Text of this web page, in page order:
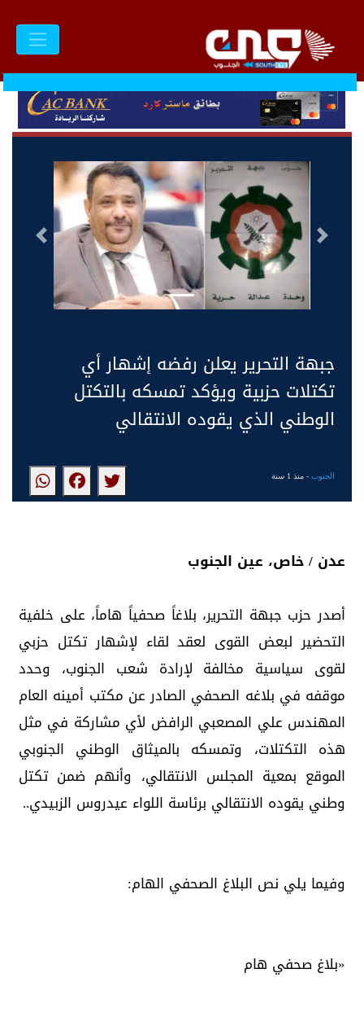
التالى السابق
جبهة التحرير يعلن رفضه إشهار أي
تكتلات حزبية ويؤكد تمسكه بالتكتل
الوطني الذي يقوده الانتقالي
الجنوب- منذ 1 سنة
عدن / خاص، عين الجنوب
أصدر حزب جبهة التحرير، بلاغاً صحفياً هاماً، على خلفية
التحضير لبعض القوى لعقد لقاء لإشهار تكتل حزبي
لقوى سياسية مخالفة لإرادة شعب الجنوب، وحدد
موقفه في بلاغه الصحفي الصادر عن مكتب أمينه العام
المهندس علي المصعبي الرافض لأي مشاركة في مثل
هذه التكتلات، وتمسكه بالميثاق الوطني الجنوبي
الموقع بمعية المجلس الانتقالي، وأنهم ضمن تكتل
وطني يقوده الانتقالي برئاسة اللواء عيدروس الزبيدي..
وفيما يلي نص البلاغ الصحفي الهام:
«بلاغ صحفي هام